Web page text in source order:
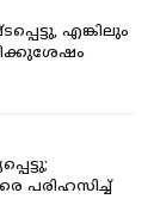
എങ്കിലും
പരിഹസിച്ച്